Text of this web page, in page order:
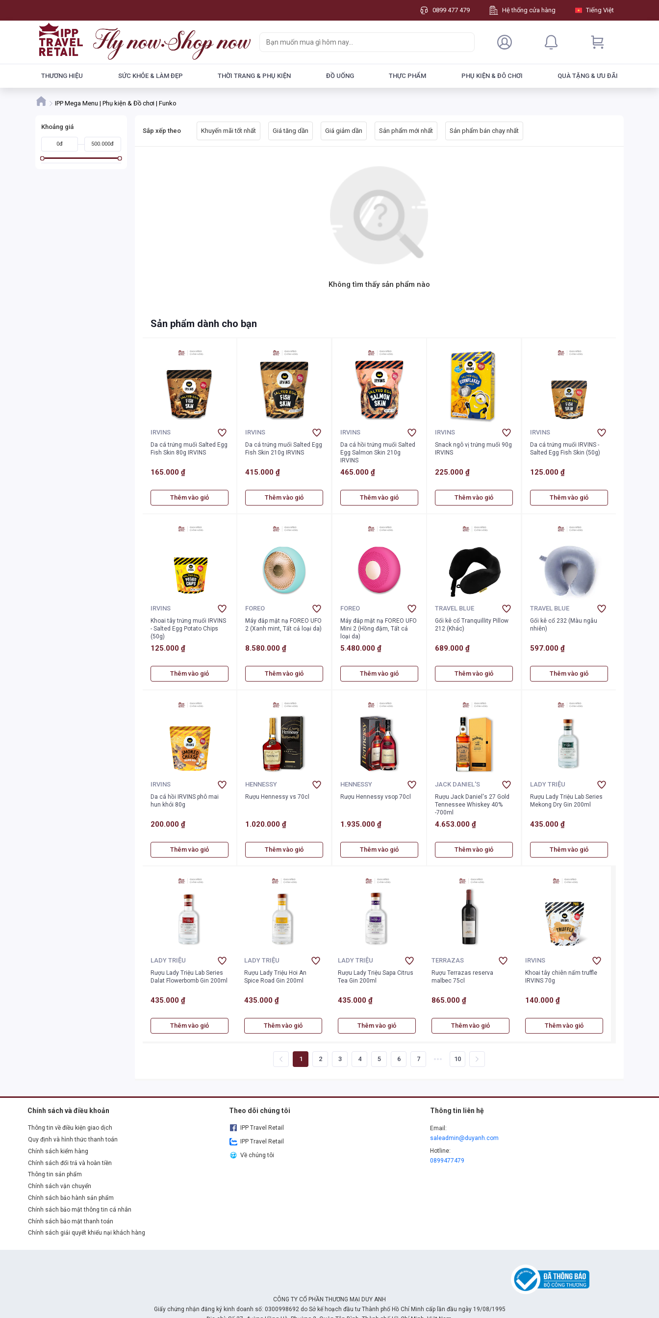
0899 477 479 Hệ thống cửa hàng Tiếng Việt
THƯƠNG HIỆU SỨC KHỎE & LÀM ĐẸP THỜI TRANG & PHỤ KIỆN ĐỒ UỐNG THỰC PHẨM PHỤ KIỆN & ĐÔ CHƠI QUÀ TẶNG & ƯU ĐÃI
IPP Mega Menu | Phụ kiện & Đồ chơi | Funko
Khoảng giá
0đ 500.000đ
Sắp xếp theo Khuyến mãi tốt nhất Giá tăng dần Giá giảm dần Sản phẩm mới nhất Sản phẩm bán chạy nhất
Không tìm thấy sản phẩm nào
Sản phẩm dành cho bạn
IRVINS
Da cá trứng muối Salted Egg
Fish Skin 80g IRVINS
165.000 ₫
Thêm vào giỏ
IRVINS
Da cá trứng muối Salted Egg
Fish Skin 210g IRVINS
415.000 ₫
Thêm vào giỏ
IRVINS
Da cá hồi trứng muối Salted
Egg Salmon Skin 210g
IRVINS
465.000 ₫
Thêm vào giỏ
IRVINS
Snack ngô vị trứng muối 90g
IRVINS
225.000 ₫
Thêm vào giỏ
IRVINS
Da cá trứng muối IRVINS -
Salted Egg Fish Skin (50g)
125.000 ₫
Thêm vào giỏ
IRVINS
Khoai tây trứng muối IRVINS
- Salted Egg Potato Chips
(50g)
125.000 ₫
Thêm vào giỏ
FOREO
Máy đắp mặt nạ FOREO UFO
2 (Xanh mint, Tất cả loại da)
8.580.000 ₫
Thêm vào giỏ
FOREO
Máy đắp mặt nạ FOREO UFO
Mini 2 (Hồng đậm, Tất cả
loại da)
5.480.000 ₫
Thêm vào giỏ
TRAVEL BLUE
Gối kê cổ Tranquillity Pillow
212 (Khác)
689.000 ₫
Thêm vào giỏ
TRAVEL BLUE
Gối kê cổ 232 (Màu ngẫu
nhiên)
597.000 ₫
Thêm vào giỏ
IRVINS
Da cá hồi IRVINS phô mai
hun khói 80g
200.000 ₫
Thêm vào giỏ
HENNESSY
Rượu Hennessy vs 70cl
1.020.000 ₫
Thêm vào giỏ
HENNESSY
Rượu Hennessy vsop 70cl
1.935.000 ₫
Thêm vào giỏ
JACK DANIEL'S
Rượu Jack Daniel's 27 Gold
Tennessee Whiskey 40%
-700ml
4.653.000 ₫
Thêm vào giỏ
LADY TRIỆU
Rượu Lady Triệu Lab Series
Mekong Dry Gin 200ml
435.000 ₫
Thêm vào giỏ
LADY TRIỆU
Rượu Lady Triệu Lab Series
Dalat Flowerbomb Gin 200ml
435.000 ₫
Thêm vào giỏ
LADY TRIỆU
Rượu Lady Triệu Hoi An
Spice Road Gin 200ml
435.000 ₫
Thêm vào giỏ
LADY TRIỆU
Rượu Lady Triệu Sapa Citrus
Tea Gin 200ml
435.000 ₫
Thêm vào giỏ
TERRAZAS
Rượu Terrazas reserva
malbec 75cl
865.000 ₫
Thêm vào giỏ
IRVINS
Khoai tây chiên nấm truffle
IRVINS 70g
140.000 ₫
Thêm vào giỏ
1 2 3 4 5 6 7 10
Chính sách và điều khoản
Thông tin về điều kiện giao dịch
Quy định và hình thức thanh toán
Chính sách kiểm hàng
Chính sách đổi trả và hoàn tiền
Thông tin sản phẩm
Chính sách vận chuyển
Chính sách bảo hành sản phẩm
Chính sách bảo mật thông tin cá nhân
Chính sách bảo mật thanh toán
Chính sách giải quyết khiếu nại khách hàng
Theo dõi chúng tôi
IPP Travel Retail
IPP Travel Retail
Về chúng tôi
Thông tin liên hệ
Email:
saleadmin@duyanh.com
Hotline:
0899477479
CÔNG TY CỔ PHẦN THƯƠNG MẠI DUY ANH
Giấy chứng nhận đăng ký kinh doanh số: 0300998692 do Sở kế hoạch đầu tư Thành phố Hồ Chí Minh cấp lần đầu ngày 19/08/1995